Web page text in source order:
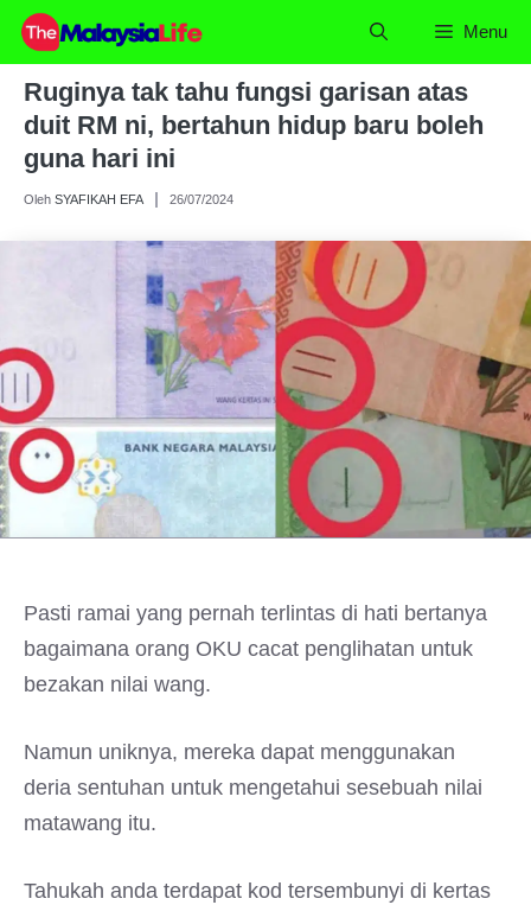
Skip
content
Menu
Ruginya tak tahu fungsi garisan atas
duit RM ni, bertahun hidup baru boleh
guna hari ini
Oleh SYAFIKAH EFA 26/07/2024
Pasti ramai yang pernah terlintas di hati bertanya
bagaimana orang OKU cacat penglihatan untuk
bezakan nilai wang.
Namun uniknya, mereka dapat menggunakan
deria sentuhan untuk mengetahui sesebuah nilai
matawang itu.
Tahukah anda terdapat kod tersembunyi di kertas